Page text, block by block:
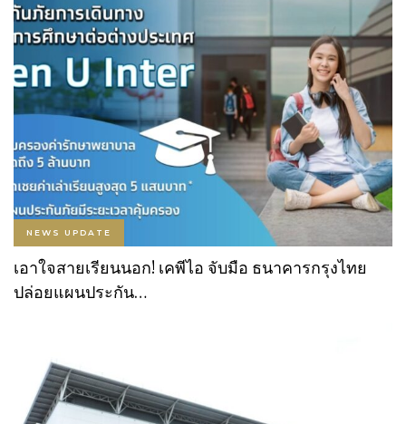
NEWS UPDATE
เอาใจสายเรียนนอก! เคพีไอ จับมือ ธนาคารกรุงไทย
ปล่อยแผนประกัน…